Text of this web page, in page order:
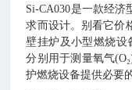
Si-CA030是一款经济
求而设计。别看它价
壁挂炉及小型燃烧设
分别用于测量氧气
护燃烧设备提供必要